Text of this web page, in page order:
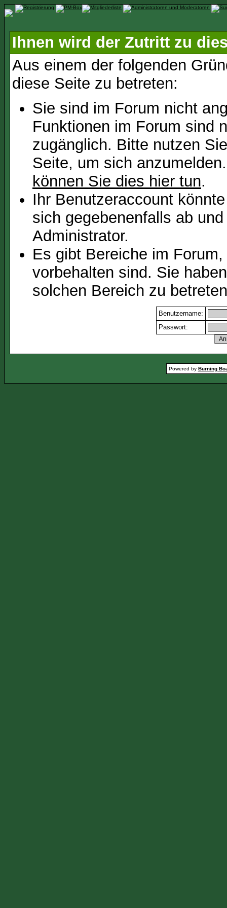
Ihnen wird der Zutritt zu
Aus einem der folgenden
diese Seite zu betreten:
Sie sind im Forum nicht
Funktionen im Forum sind
zugänglich. Bitte nutzen
Seite, um sich
können Sie dies hier tun.
Ihr Benutzeraccount
sich gegebenenfalls ab
Administrator.
Es gibt Bereiche im
vorbehalten sind. Sie
solchen Bereich zu
Benutzername:
Passwort:
Powered by Burning